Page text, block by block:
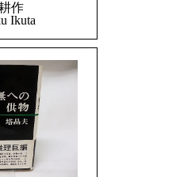
作
Ikuta